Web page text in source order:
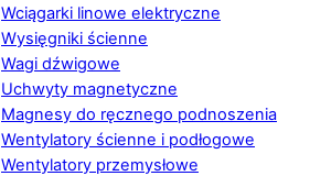
Wciągarki linowe elektryczne
Wysięgniki ścienne
Wagi dźwigowe
Uchwyty magnetyczne
Magnesy do ręcznego podnoszenia
Wentylatory ścienne i podłogowe
Wentylatory przemysłowe